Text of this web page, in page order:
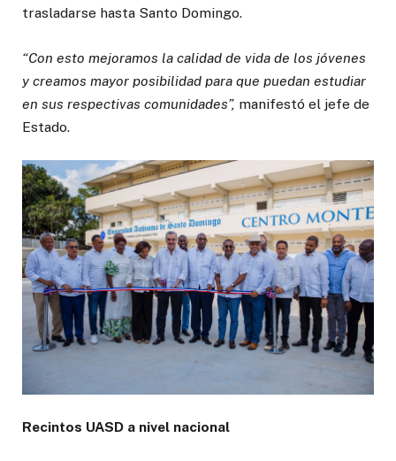
trasladarse hasta Santo Domingo.
“Con esto mejoramos la calidad de vida de los jóvenes
y creamos mayor posibilidad para que puedan estudiar
en sus respectivas comunidades”, manifestó el jefe de
Estado.
Recintos UASD a nivel nacional